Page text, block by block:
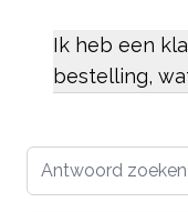
Ik heb een
bestelling,
Antwoord zoeken